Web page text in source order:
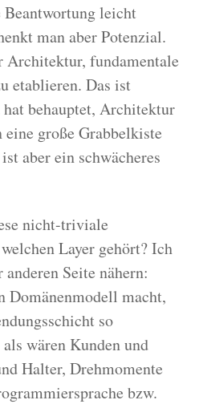
Beantwortung leicht
man aber Potenzial.
Architektur, fundamentale
etablieren. Das ist
hat behauptet, Architektur
große Grabbelkiste
aber ein schwächeres
nicht-triviale
Layer gehört? Ich
Seite nähern:
Domänenmodell macht,
so
wären Kunden und
Halter, Drehmomente
bzw.